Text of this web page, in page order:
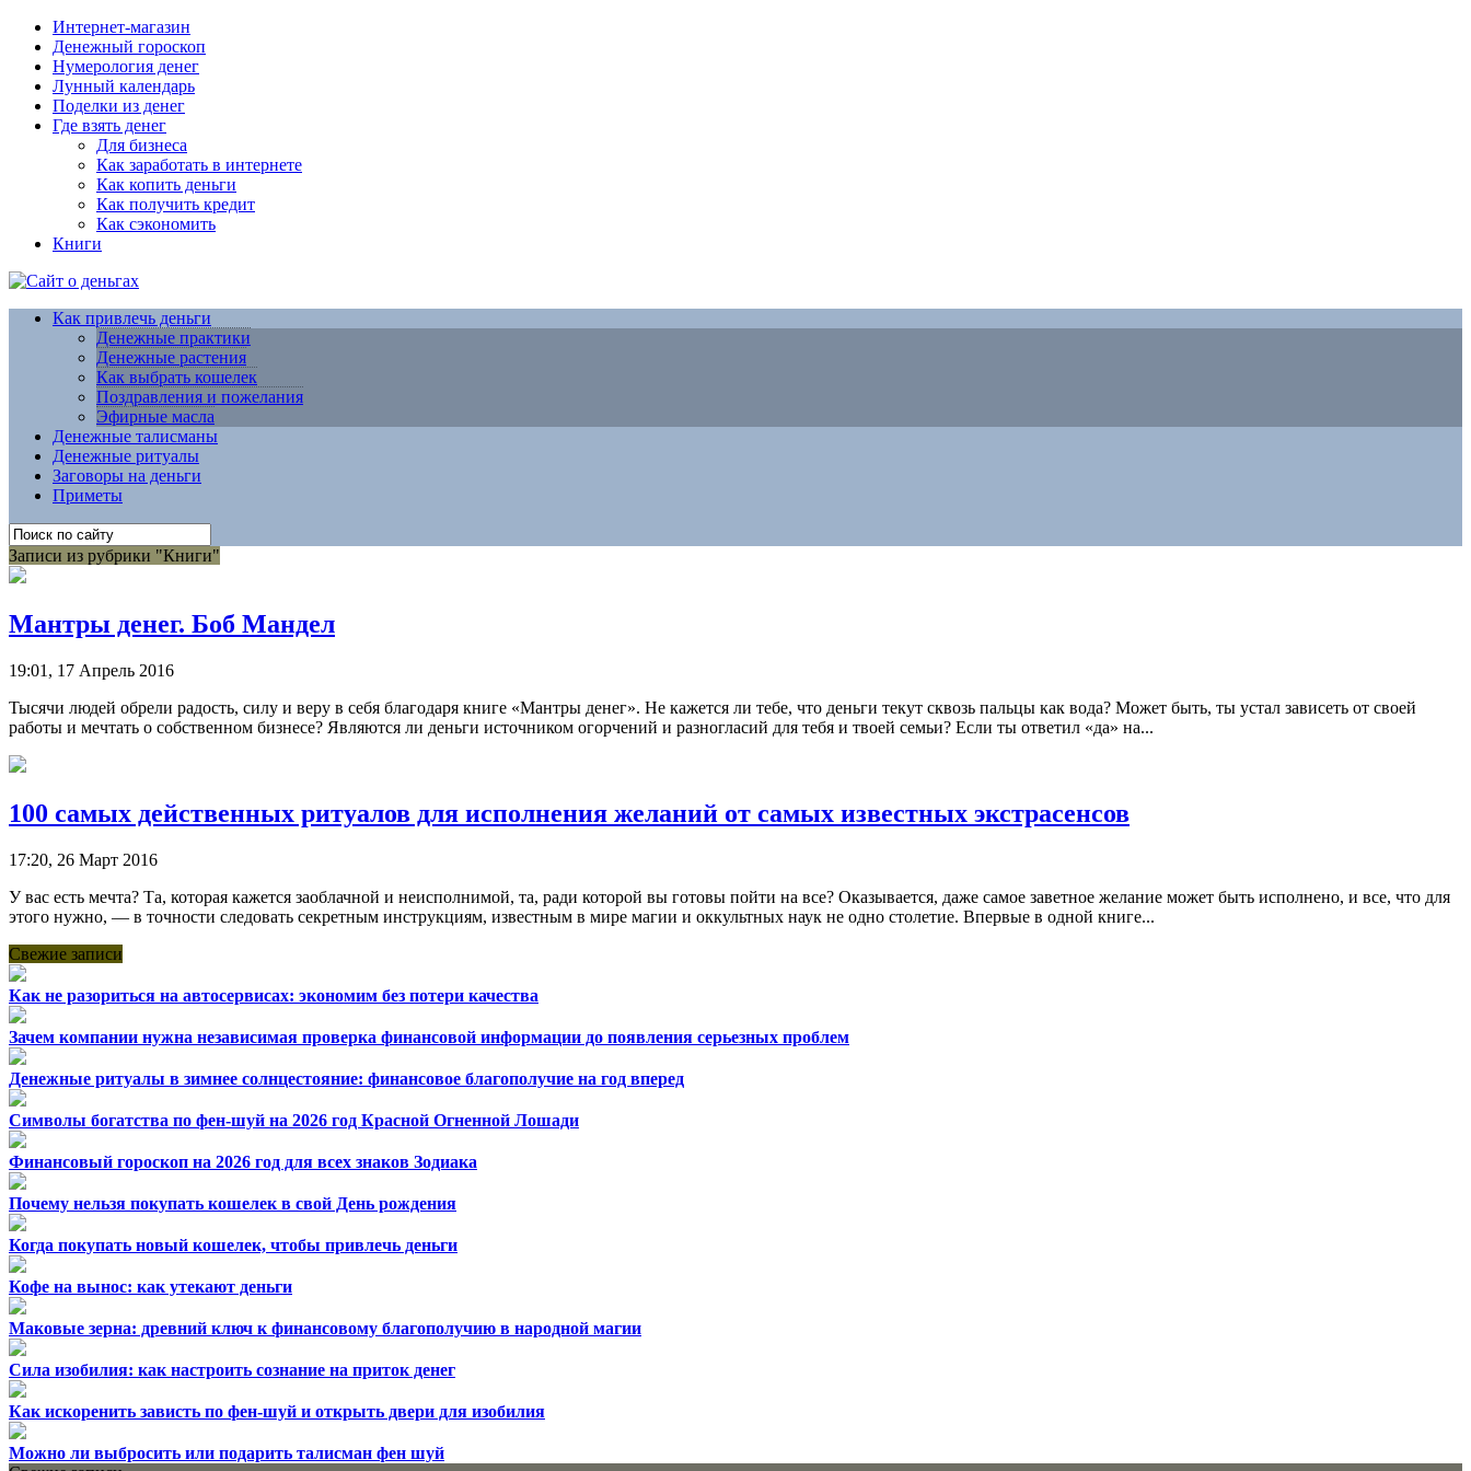
Интернет-магазин
Денежный гороскоп
Нумерология денег
Лунный календарь
Поделки из денег
Где взять денег
Для бизнеса
Как заработать в интернете
Как копить деньги
Как получить кредит
Как сэкономить
Книги
Как привлечь деньги
Денежные практики
Денежные растения
Как выбрать кошелек
Поздравления и пожелания
Эфирные масла
Денежные талисманы
Денежные ритуалы
Заговоры на деньги
Приметы
Записи из рубрики "Книги"
Мантры денег. Боб Мандел
19:01, 17 Апрель 2016
Тысячи людей обрели радость, силу и веру в себя благодаря книге «Мантры денег». Не кажется ли тебе, что деньги текут сквозь пальцы как вода? Может быть, ты устал зависеть от своей
работы и мечтать о собственном бизнесе? Являются ли деньги источником огорчений и разногласий для тебя и твоей семьи? Если ты ответил «да» на...
100 самых действенных ритуалов для исполнения желаний от самых известных экстрасенсов
17:20, 26 Март 2016
У вас есть мечта? Та, которая кажется заоблачной и неисполнимой, та, ради которой вы готовы пойти на все? Оказывается, даже самое заветное желание может быть исполнено, и все, что для
этого нужно, — в точности следовать секретным инструкциям, известным в мире магии и оккультных наук не одно столетие. Впервые в одной книге...
Свежие записи
Как не разориться на автосервисах: экономим без потери качества
Зачем компании нужна независимая проверка финансовой информации до появления серьезных проблем
Денежные ритуалы в зимнее солнцестояние: финансовое благополучие на год вперед
Символы богатства по фен-шуй на 2026 год Красной Огненной Лошади
Финансовый гороскоп на 2026 год для всех знаков Зодиака
Почему нельзя покупать кошелек в свой День рождения
Когда покупать новый кошелек, чтобы привлечь деньги
Кофе на вынос: как утекают деньги
Маковые зерна: древний ключ к финансовому благополучию в народной магии
Сила изобилия: как настроить сознание на приток денег
Как искоренить зависть по фен-шуй и открыть двери для изобилия
Можно ли выбросить или подарить талисман фен шуй